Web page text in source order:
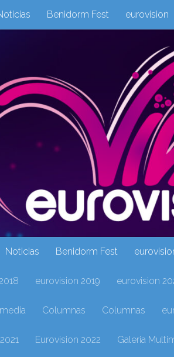
Benidorm Fest eurovision
eurovision 2020
Columnas Columnas
Galeria Multimedia Inicio
Noticias Benidorm Fest
eurovision 2019 eurovision
Columnas Columnas
Eurovision 2022 Galeria